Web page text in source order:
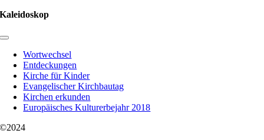
Kaleidoskop
Toggle
NavigationWortwechsel
Entdeckungen
Kirche für Kinder
Evangelischer Kirchbautag
Kirchen erkunden
Europäisches Kulturerbejahr 2018
©2024